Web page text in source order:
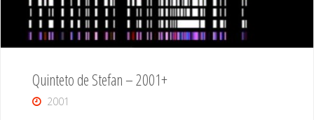
Quinteto de Stefan – 2001+
2001